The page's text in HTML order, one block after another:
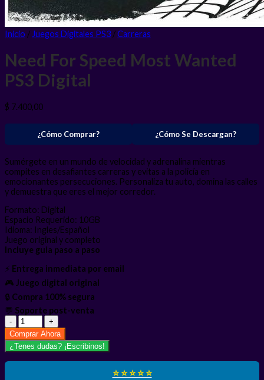
Inicio / Juegos Digitales PS3 /Carreras
Need For Speed Most Wanted
PS3 Digital
$ 7.400,00
¿Cómo Comprar? ¿Cómo Se Descargan?
Sumérgete en un mundo de velocidad y adrenalina mientras
compites en desafiantes carreras y evitas a la policía en
emocionantes persecuciones. Personaliza tu auto, domina las calles
y demuestra que eres el mejor corredor.
Formato: Digital
Espacio Requerido: 10GB
Idioma: Ingles/Español
Juego original y completo
Incluye guia paso a paso
⚡ Entrega inmediata por email
🎮 Juego digital original
🔒 Compra 100% segura
💬 Soporte post-venta
Need
For
Speed
Most
Wanted
Comprar Ahora
¿Tenes dudas? ¡Escribinos!
⭐ ⭐ ⭐ ⭐ ⭐